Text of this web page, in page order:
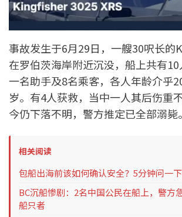
事故发生于6月29日，一艘30呎长的
在罗伯茨海岸附近沉没，船上共有10
一名助手及8名乘客，各人年龄介乎
岁。有4人获救，当中一人其后伤重
今仍下落不明，警方推定已全部溺毙。
相关阅读
包船出海前该如何确认安全？5分钟问一
BC沉船惨剧：2名中国公民在船上，警方
船只者